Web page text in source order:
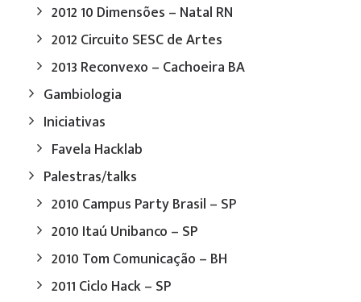
2012 10 Dimensões – Natal RN
2012 Circuito SESC de Artes
2013 Reconvexo – Cachoeira BA
Gambiologia
Iniciativas
Favela Hacklab
Palestras/talks
2010 Campus Party Brasil – SP
2010 Itaú Unibanco – SP
2010 Tom Comunicação – BH
2011 Ciclo Hack – SP